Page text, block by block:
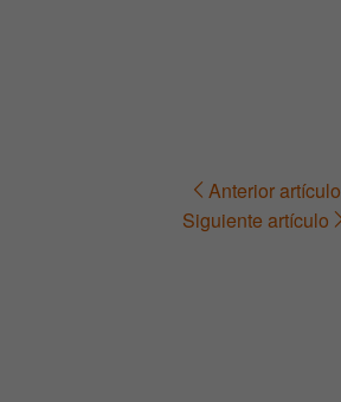
Navegación Anterior artículo
Siguiente artículo